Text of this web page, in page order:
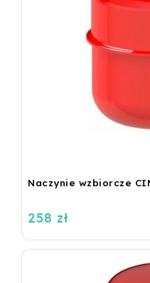
Naczynie wzbiorcze
258 zł